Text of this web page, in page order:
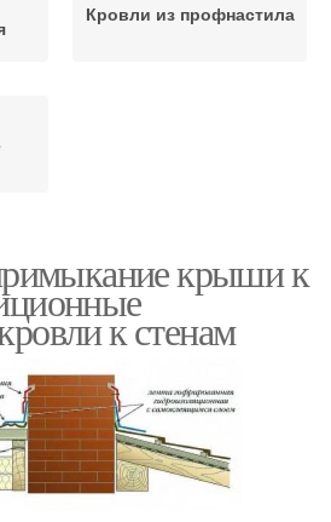
Кровли из профнастила
крыши к
к стенам